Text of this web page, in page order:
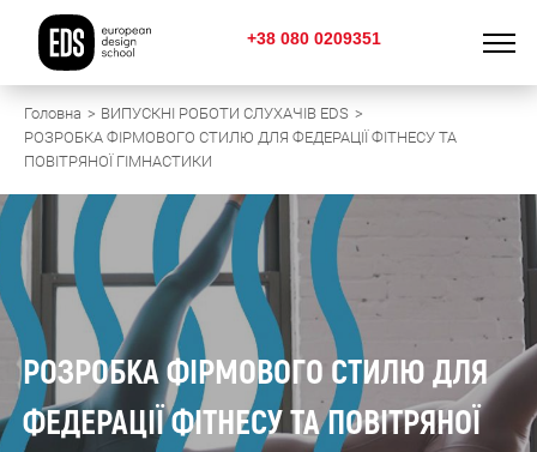
+38 080 0209351
Головна
ВИПУСКНІ РОБОТИ СЛУХАЧІВ EDS
РОЗРОБКА ФІРМОВОГО СТИЛЮ ДЛЯ ФЕДЕРАЦІЇ ФІТНЕСУ ТА
ПОВІТРЯНОЇ ГІМНАСТИКИ
РОЗРОБКА ФІРМОВОГО СТИЛЮ ДЛЯ
ФЕДЕРАЦІЇ ФІТНЕСУ ТА ПОВІТРЯНОЇ